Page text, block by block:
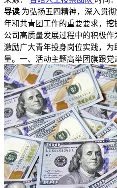
导读 为弘扬五四精神，深入贯
年和共青团工作的重要要求，
公司高质量发展过程中的积极作
激励广大青年投身岗位实践，
量。一、活动主题高举团旗跟党